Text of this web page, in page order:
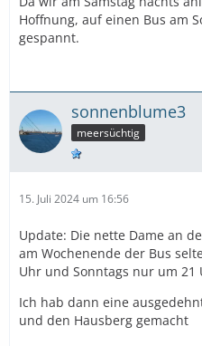
Hoffnung, auf einen Bus am
gespannt.
sonnenblume3
meersüchtig
15. Juli 2024 um 16:56
Update: Die nette Dame an
am Wochenende der Bus
Uhr und Sonntags nur um 21
Ich hab dann eine
und den Hausberg gemacht